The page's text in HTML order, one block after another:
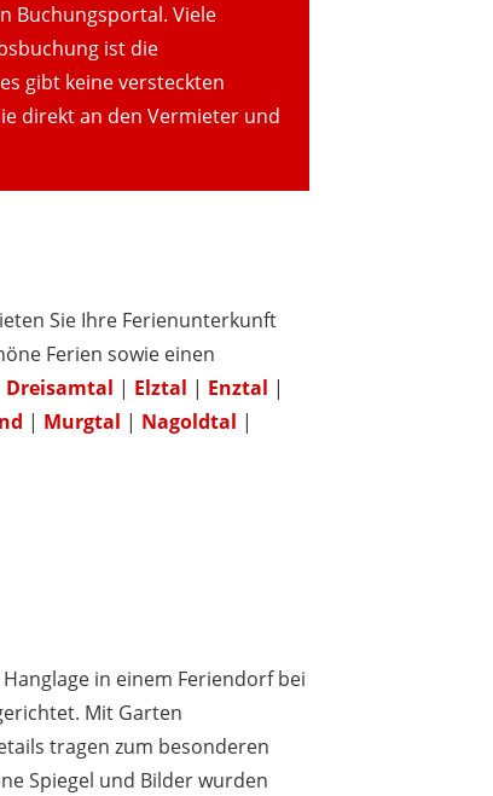
Buchungsportal. Viele
ist die
gibt keine versteckten
direkt an den Vermieter und
Sie Ihre Ferienunterkunft
Ferien sowie einen
Dreisamtal | Elztal | Enztal |
| Murgtal | Nagoldtal |
in einem Feriendorf bei
Mit Garten
tragen zum besonderen
Spiegel und Bilder wurden